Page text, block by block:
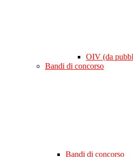
OIV (da
Bandi di concorso
Bandi di concorso